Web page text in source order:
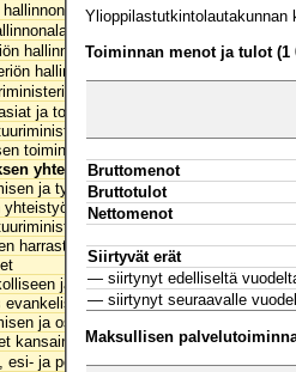
hallinnonala
hallinnonala
hallinnonala
ja toimialan yhteiset menot
toimintamenot
toimintamenot
yhteydessä toimivien
ja työllisyyden palvelukeskuksen
hallinnonalan
harrastustoiminta
ja uskonnolliseen toimintaan
luterilaisen kirkon
ja osaamisen kehittäminen
kansainvälisille järjestöille
esi- ja perusopetus ja vapaa sivistystyö
Ylioppilastutkintolautakunnan
Toiminnan menot ja tulot (1
Bruttomenot
Bruttotulot
Nettomenot
Siirtyvät erät
— siirtynyt edelliseltä
— siirtynyt seuraavalle
Maksullisen